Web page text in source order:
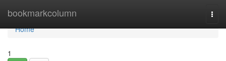
bookmarkcolumn
Home
Home
1